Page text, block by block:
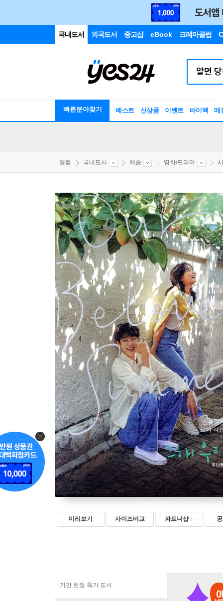
국내도서 외국도서 중고샵 eBook 크레마클럽
빠른분야찾기 베스트 신상품 이벤트 바이백 매
웰컴 국내도서 예술 영화/드라마
미리보기 사이즈비교 파트너샵
기간 한정 특가 도서